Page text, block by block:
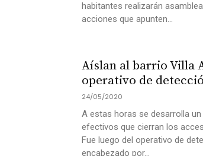
habitantes realizarán
acciones que apunten...
Aíslan al barrio Villa
operativo de
24/05/2020
A estas horas se desarrolla un
efectivos que cierran los
Fue luego del operativo de
encabezado por...